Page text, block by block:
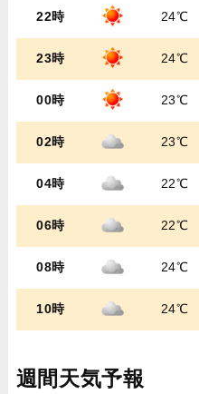
22時 24℃
23時 24℃
00時 23℃
02時 23℃
04時 22℃
06時 22℃
08時 24℃
10時 24℃
週間天気予報